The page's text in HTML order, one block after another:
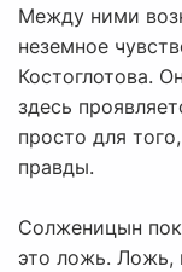
Между ними
неземное
Костоглотова.
здесь
просто для
правды.
Солженицын
это ложь. Ложь,